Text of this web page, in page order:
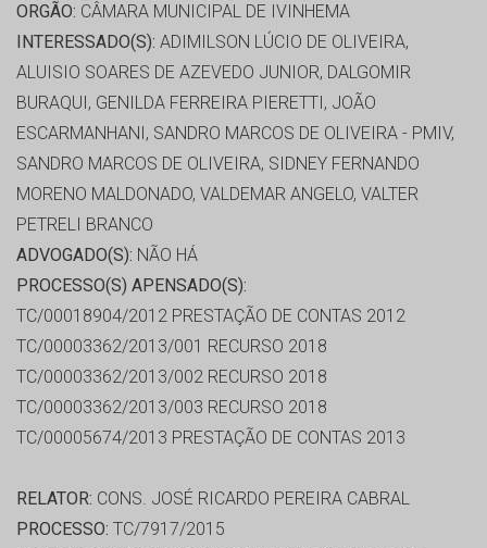
ORGÃO: CÂMARA MUNICIPAL DE IVINHEMA
INTERESSADO(S): ADIMILSON LÚCIO DE OLIVEIRA,
ALUISIO SOARES DE AZEVEDO JUNIOR, DALGOMIR
BURAQUI, GENILDA FERREIRA PIERETTI, JOÃO
ESCARMANHANI, SANDRO MARCOS DE OLIVEIRA - PMIV,
SANDRO MARCOS DE OLIVEIRA, SIDNEY FERNANDO
MORENO MALDONADO, VALDEMAR ANGELO, VALTER
PETRELI BRANCO
ADVOGADO(S): NÃO HÁ
PROCESSO(S) APENSADO(S):
TC/00018904/2012 PRESTAÇÃO DE CONTAS 2012
TC/00003362/2013/001 RECURSO 2018
TC/00003362/2013/002 RECURSO 2018
TC/00003362/2013/003 RECURSO 2018
TC/00005674/2013 PRESTAÇÃO DE CONTAS 2013
RELATOR: CONS. JOSÉ RICARDO PEREIRA CABRAL
PROCESSO: TC/7917/2015